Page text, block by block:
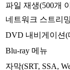
파일 재생(500개
네트워크 스트리
DVD 내비게이션(
Blu-ray 메뉴
자막(SRT, SSA,